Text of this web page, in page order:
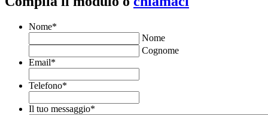
Nome*
Nome
Cognome
Email*
Telefono*
Il tuo messaggio*